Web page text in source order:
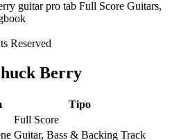
Reserved
Berry
Tipo
Full Score
Guitar, Bass & Backing Track